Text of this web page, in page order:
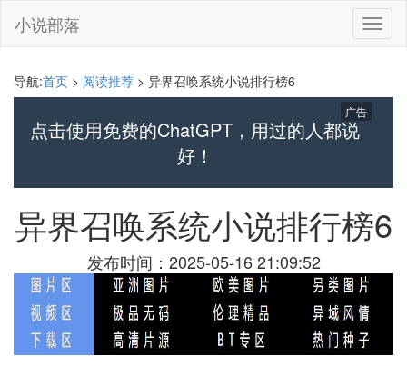
切
换
小说部落
导航:首页 > 阅读推荐 > 异界召唤系统小说排行榜6
点击使用免费的ChatGPT，用过的人都说
好！
广告
异界召唤系统小说排行榜6
发布时间：2025-05-16 21:09:52